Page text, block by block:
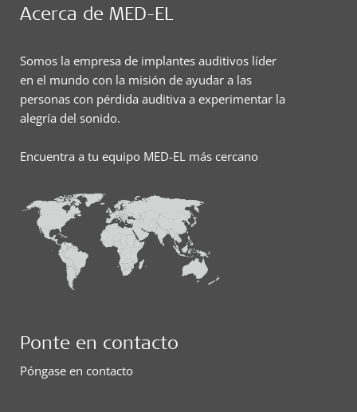
Acerca de MED-EL
Somos la empresa de implantes auditivos líder
en el mundo con la misión de ayudar a las
personas con pérdida auditiva a experimentar la
alegría del sonido.
Encuentra a tu equipo MED-EL más cercano
Ponte en contacto
Póngase en contacto